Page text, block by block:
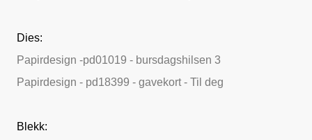
Dies:
Papirdesign -pd01019 - bursdagshilsen 3
Papirdesign - pd18399 - gavekort - Til deg
Blekk: